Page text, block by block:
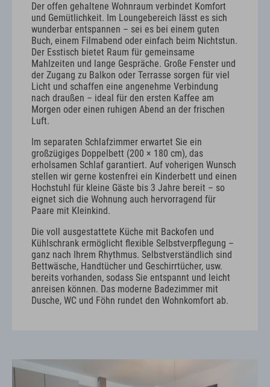
Der offen gehaltene Wohnraum verbindet Komfort
und Gemütlichkeit. Im Loungebereich lässt es sich
wunderbar entspannen – sei es bei einem guten
Buch, einem Filmabend oder einfach beim Nichtstun.
Der Esstisch bietet Raum für gemeinsame
Mahlzeiten und lange Gespräche. Große Fenster und
der Zugang zu Balkon oder Terrasse sorgen für viel
Licht und schaffen eine angenehme Verbindung
nach draußen – ideal für den ersten Kaffee am
Morgen oder einen ruhigen Abend an der frischen
Luft.
Im separaten Schlafzimmer erwartet Sie ein
großzügiges Doppelbett (200 × 180 cm), das
erholsamen Schlaf garantiert. Auf voherigen Wunsch
stellen wir gerne kostenfrei ein Kinderbett und einen
Hochstuhl für kleine Gäste bis 3 Jahre bereit – so
eignet sich die Wohnung auch hervorragend für
Paare mit Kleinkind.
Die voll ausgestattete Küche mit Backofen und
Kühlschrank ermöglicht flexible Selbstverpflegung –
ganz nach Ihrem Rhythmus. Selbstverständlich sind
Bettwäsche, Handtücher und Geschirrtücher, usw.
bereits vorhanden, sodass Sie entspannt und leicht
anreisen können. Das moderne Badezimmer mit
Dusche, WC und Föhn rundet den Wohnkomfort ab.